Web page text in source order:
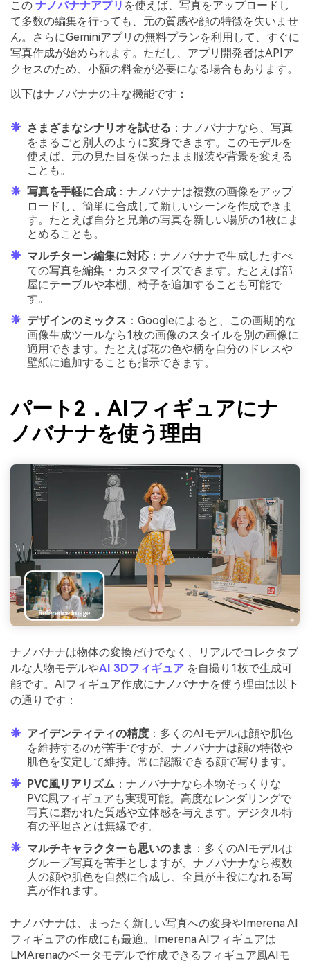
この ナノバナナアプリ を使えば、写真をアップロードし
て多数の編集を行っても、元の質感や顔の特徴を失いませ
ん。さらにGeminiアプリの無料プランを利用して、すぐに
写真作成が始められます。ただし、アプリ開発者はAPIア
クセスのため、小額の料金が必要になる場合もあります。
以下はナノバナナの主な機能です：
さまざまなシナリオを試せる ：ナノバナナなら、写真
をまるごと別人のように変身できます。このモデルを
使えば、元の見た目を保ったまま服装や背景を変える
ことも。
写真を手軽に合成 ：ナノバナナは複数の画像をアップ
ロードし、簡単に合成して新しいシーンを作成できま
す。たとえば自分と兄弟の写真を新しい場所の1枚にま
とめることも。
マルチターン編集に対応 ：ナノバナナで生成したすべ
ての写真を編集・カスタマイズできます。たとえば部
屋にテーブルや本棚、椅子を追加することも可能で
す。
デザインのミックス ：Googleによると、この画期的な
画像生成ツールなら1枚の画像のスタイルを別の画像に
適用できます。たとえば花の色や柄を自分のドレスや
壁紙に追加することも指示できます。
パート2．AIフィギュアにナ
ノバナナを使う理由
ナノバナナは物体の変換だけでなく、リアルでコレクタブ
ルな人物モデルやAI 3Dフィギュア を自撮り1枚で生成可
能です。AIフィギュア作成にナノバナナを使う理由は以下
の通りです：
アイデンティティの精度 ：多くのAIモデルは顔や肌色
を維持するのが苦手ですが、ナノバナナは顔の特徴や
肌色を安定して維持。常に認識できる顔で写ります。
PVC風リアリズム ：ナノバナナなら本物そっくりな
PVC風フィギュアも実現可能。高度なレンダリングで
写真に磨かれた質感や立体感を与えます。デジタル特
有の平坦さとは無縁です。
マルチキャラクターも思いのまま ：多くのAIモデルは
グループ写真を苦手としますが、ナノバナナなら複数
人の顔や肌色を自然に合成し、全員が主役になれる写
真が作れます。
ナノバナナは、まったく新しい写真への変身やImerena AI
フィギュアの作成にも最適。Imerena AIフィギュアは
LMArenaのベータモデルで作成できるフィギュア風AIモ